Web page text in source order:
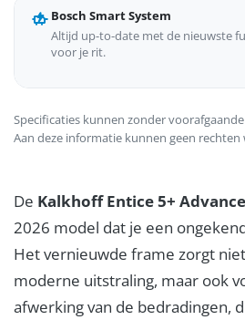
Bosch Smart System
Altijd up-to-date met de nieuwste
voor je rit.
Specificaties kunnen zonder
Aan deze informatie kunnen geen
De Kalkhoff Entice 5+
2026 model dat je een
Het vernieuwde frame zorgt
moderne uitstraling, maar ook
afwerking van de bedradingen,